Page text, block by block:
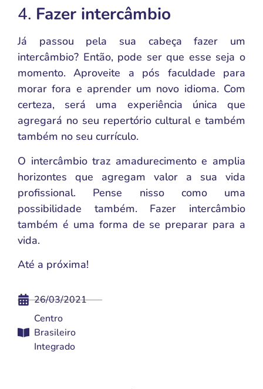
4. Fazer intercâmbio
Já passou pela sua cabeça fazer um
intercâmbio? Então, pode ser que esse seja o
momento. Aproveite a pós faculdade para
morar fora e aprender um novo idioma. Com
certeza, será uma experiência única que
agregará no seu repertório cultural e também
também no seu currículo.
O intercâmbio traz amadurecimento e amplia
horizontes que agregam valor a sua vida
profissional. Pense nisso como uma
possibilidade também. Fazer intercâmbio
também é uma forma de se preparar para a
vida.
Até a próxima!
26/03/2021
Centro
Brasileiro
Integrado